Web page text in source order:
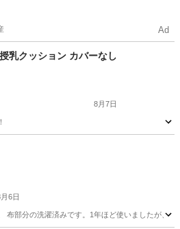
Ad
授乳クッション カバーなし
8月7日
6日
布部分の洗濯済みです。1年ほど使いましたが、動